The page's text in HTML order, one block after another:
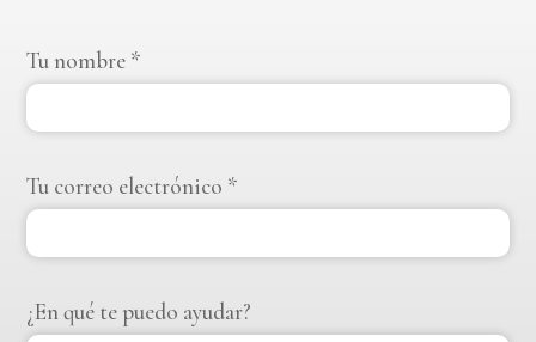
Tu nombre *
Tu correo electrónico *
¿En qué te puedo ayudar?